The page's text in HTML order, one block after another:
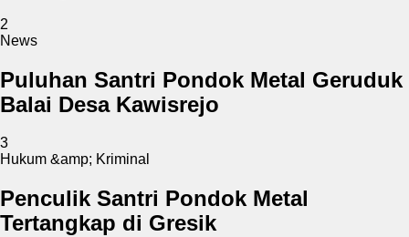
2
News
Puluhan Santri Pondok Metal Geruduk
Balai Desa Kawisrejo
3
Hukum &amp; Kriminal
Penculik Santri Pondok Metal
Tertangkap di Gresik